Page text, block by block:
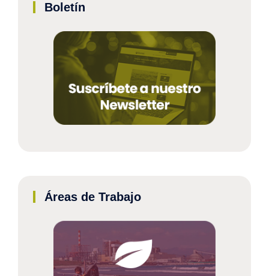
Boletín
Áreas de Trabajo